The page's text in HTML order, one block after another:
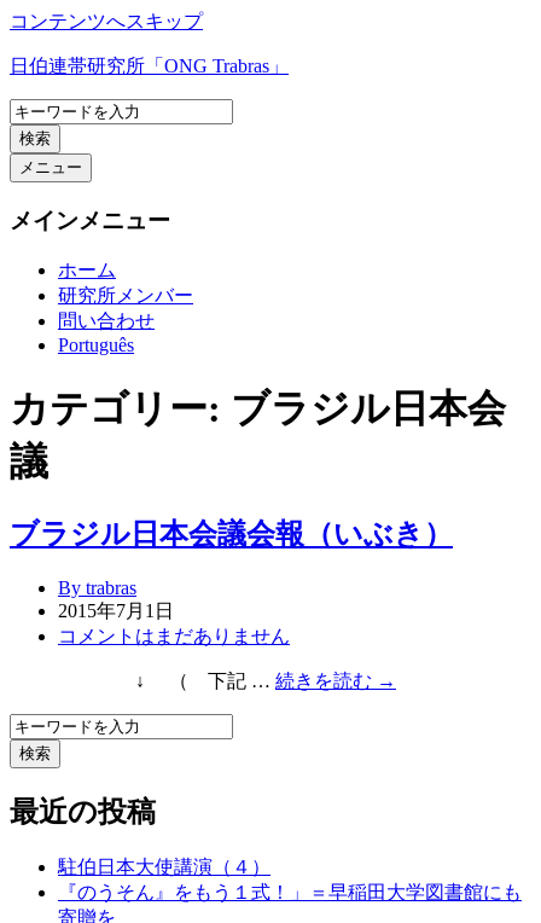
コンテンツへスキップ
日伯連帯研究所「ONG Trabras」
検索
メニュー
メインメニュー
ホーム
研究所メンバー
問い合わせ
Português
カテゴリー: ブラジル日本会
議
ブラジル日本会議会報（いぶき）
By trabras
2015年7月1日
コメントはまだありません
↓ （ 下記 … 続きを読む →
検索
最近の投稿
駐伯日本大使講演（４）
『のうそん』をもう１式！」＝早稲田大学図書館にも
寄贈を